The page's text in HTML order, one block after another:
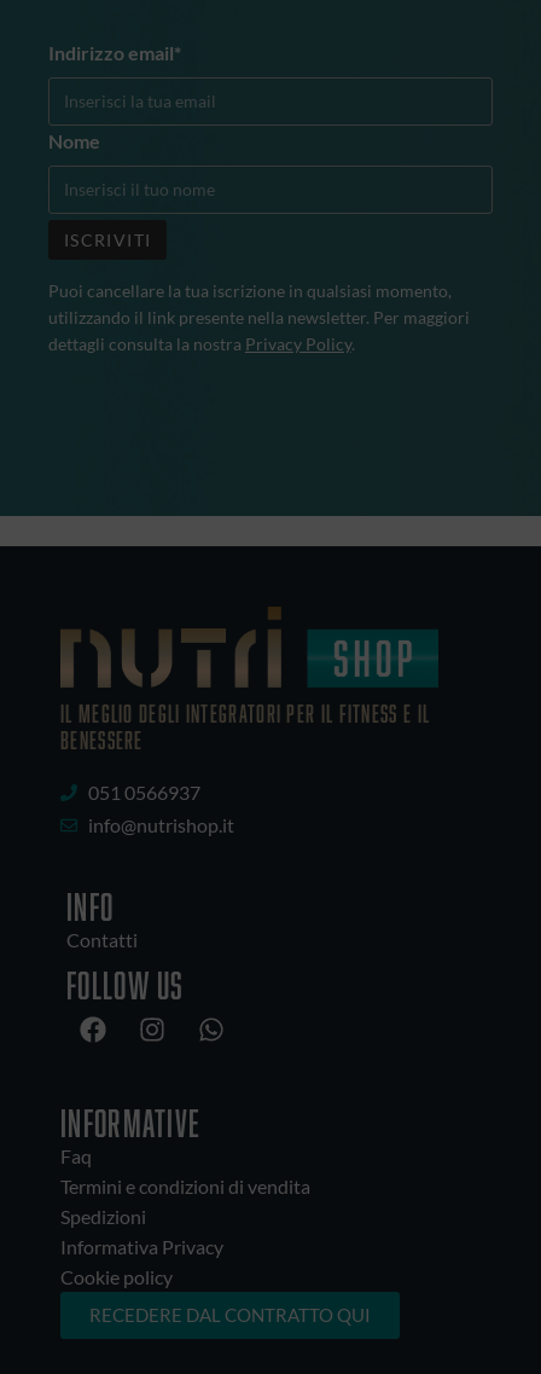
Indirizzo email*
Nome
Puoi cancellare la tua iscrizione in qualsiasi momento,
utilizzando il link presente nella newsletter. Per maggiori
dettagli consulta la nostra Privacy Policy.
IL MEGLIO DEGLI Integratori PER IL FITNESS E IL
BENESSERE
051 0566937
info@nutrishop.it
INFO
Contatti
Follow us
INFORMATIVE
Faq
Termini e condizioni di vendita
Spedizioni
Informativa Privacy
Cookie policy
RECEDERE DAL CONTRATTO QUI